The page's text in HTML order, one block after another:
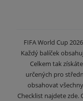
FIFA World Cup
Každý balíček
Celkem tak
určených pro
obsahovat
Checklist najdete